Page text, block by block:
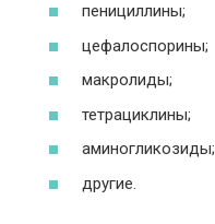
пенициллины;
цефалоспорины;
макролиды;
тетрациклины;
аминогликозиды;
другие.